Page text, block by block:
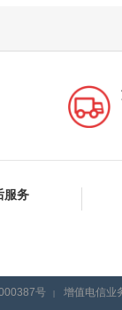
服务
号 | 增值电信业